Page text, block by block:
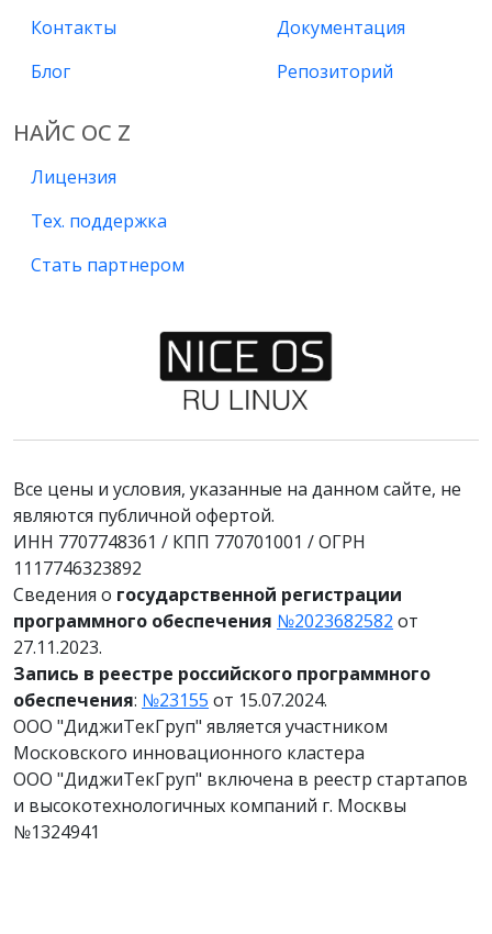
Контакты
Блог
Документация
Репозиторий
НАЙС ОС Z
Лицензия
Тех. поддержка
Стать партнером
Все цены и условия, указанные на данном сайте, не
являются публичной офертой.
ИНН 7707748361 / КПП 770701001 / ОГРН
1117746323892
Сведения о государственной регистрации
программного обеспечения №2023682582 от
27.11.2023.
Запись в реестре российского программного
обеспечения: №23155 от 15.07.2024.
ООО "ДиджиТекГруп" является участником
Московского инновационного кластера
ООО "ДиджиТекГруп" включена в реестр стартапов
и высокотехнологичных компаний г. Москвы
№1324941